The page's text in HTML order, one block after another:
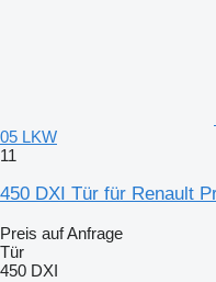
05 LKW
11
450 DXI Tür für Renault
Preis auf Anfrage
Tür
450 DXI